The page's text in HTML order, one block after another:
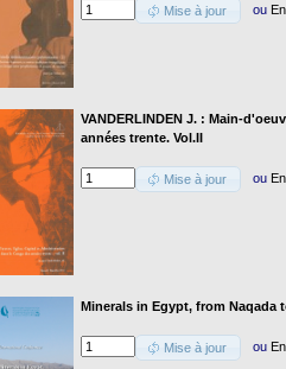
Mise à jour ou
VANDERLINDEN J. : Main-
années trente. Vol.II
Mise à jour ou
Minerals in Egypt, from Naqada
Mise à jour ou